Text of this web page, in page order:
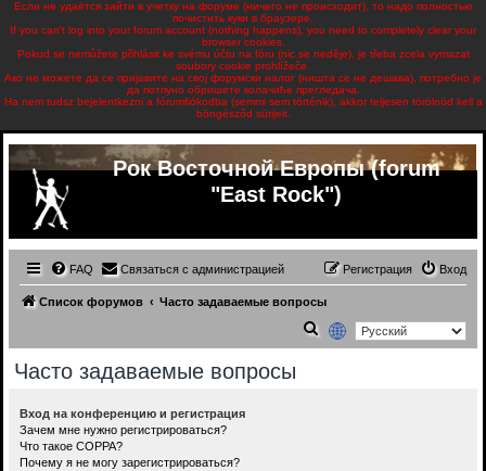
Если не удаётся зайти в учетку на форуме (ничего не происходит), то надо полностью
почистить куки в браузере.
If you can't log into your forum account (nothing happens), you need to completely clear your
browser cookies.
Pokud se nemůžete přihlásit ke svému účtu na fóru (nic se neděje), je třeba zcela vymazat
soubory cookie prohlížeče.
Ако не можете да се пријавите на свој форумски налог (ништа се не дешава), потребно је
да потпуно обришете колачиће прегледача.
Ha nem tudsz bejelentkezni a fórumfiókodba (semmi sem történik), akkor teljesen törölnöd kell a
böngésződ sütijeit.
Рок Восточной Европы (forum
"East Rock")
FAQ Связаться с администрацией Вход
Регистрация
Список форумов
Часто задаваемые вопросы
Часто задаваемые вопросы
Вход на конференцию и регистрация
Зачем мне нужно регистрироваться?
Что такое COPPA?
Почему я не могу зарегистрироваться?